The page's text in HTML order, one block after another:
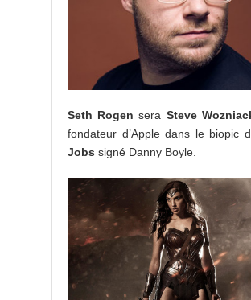
Seth Rogen sera Steve
fondateur d’Apple dans le biopic
Jobs signé Danny Boyle.